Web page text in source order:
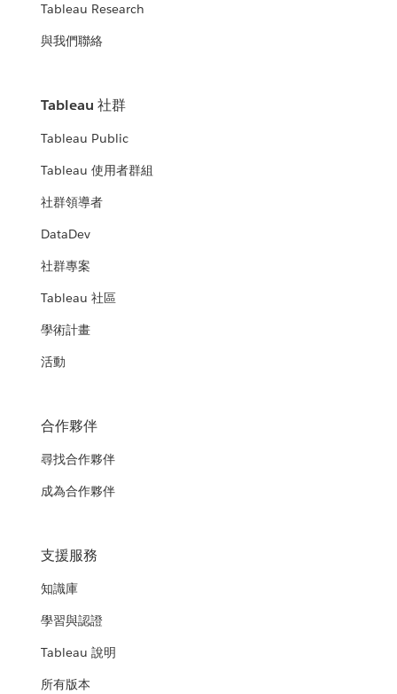
Tableau Research
與我們聯絡
Tableau 社群
Tableau Public
Tableau 使用者群組
社群領導者
DataDev
社群專案
Tableau 社區
學術計畫
活動
合作夥伴
尋找合作夥伴
成為合作夥伴
支援服務
知識庫
學習與認證
Tableau 說明
所有版本